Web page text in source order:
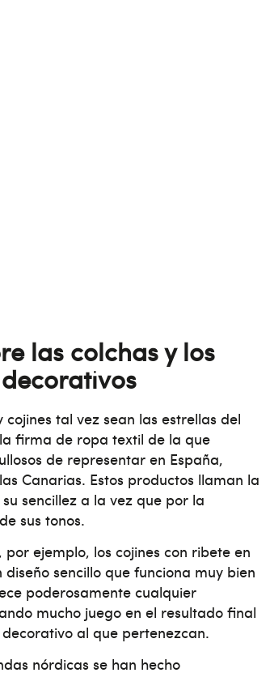
las colchas y los
cojines tal vez sean las estrellas del
firma de ropa textil de la que
de representar en España,
Canarias. Estos productos llaman la
sencillez a la vez que por la
sus tonos.
por ejemplo, los cojines con ribete en
sencillo que funciona muy bien
poderosamente cualquier
mucho juego en el resultado final
al que pertenezcan.
nórdicas se han hecho